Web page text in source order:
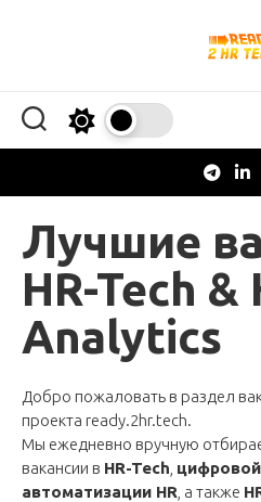
Лучшие
HR-Tech &
Analytics
Добро пожаловать в раздел
проекта ready.2hr.tech.
Мы ежедневно вручную
вакансии в HR-Tech
автоматизации HR , а также